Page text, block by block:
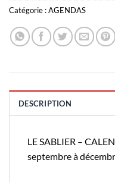
Catégorie :AGENDAS
DESCRIPTION
LE SABLIER –
septembre à